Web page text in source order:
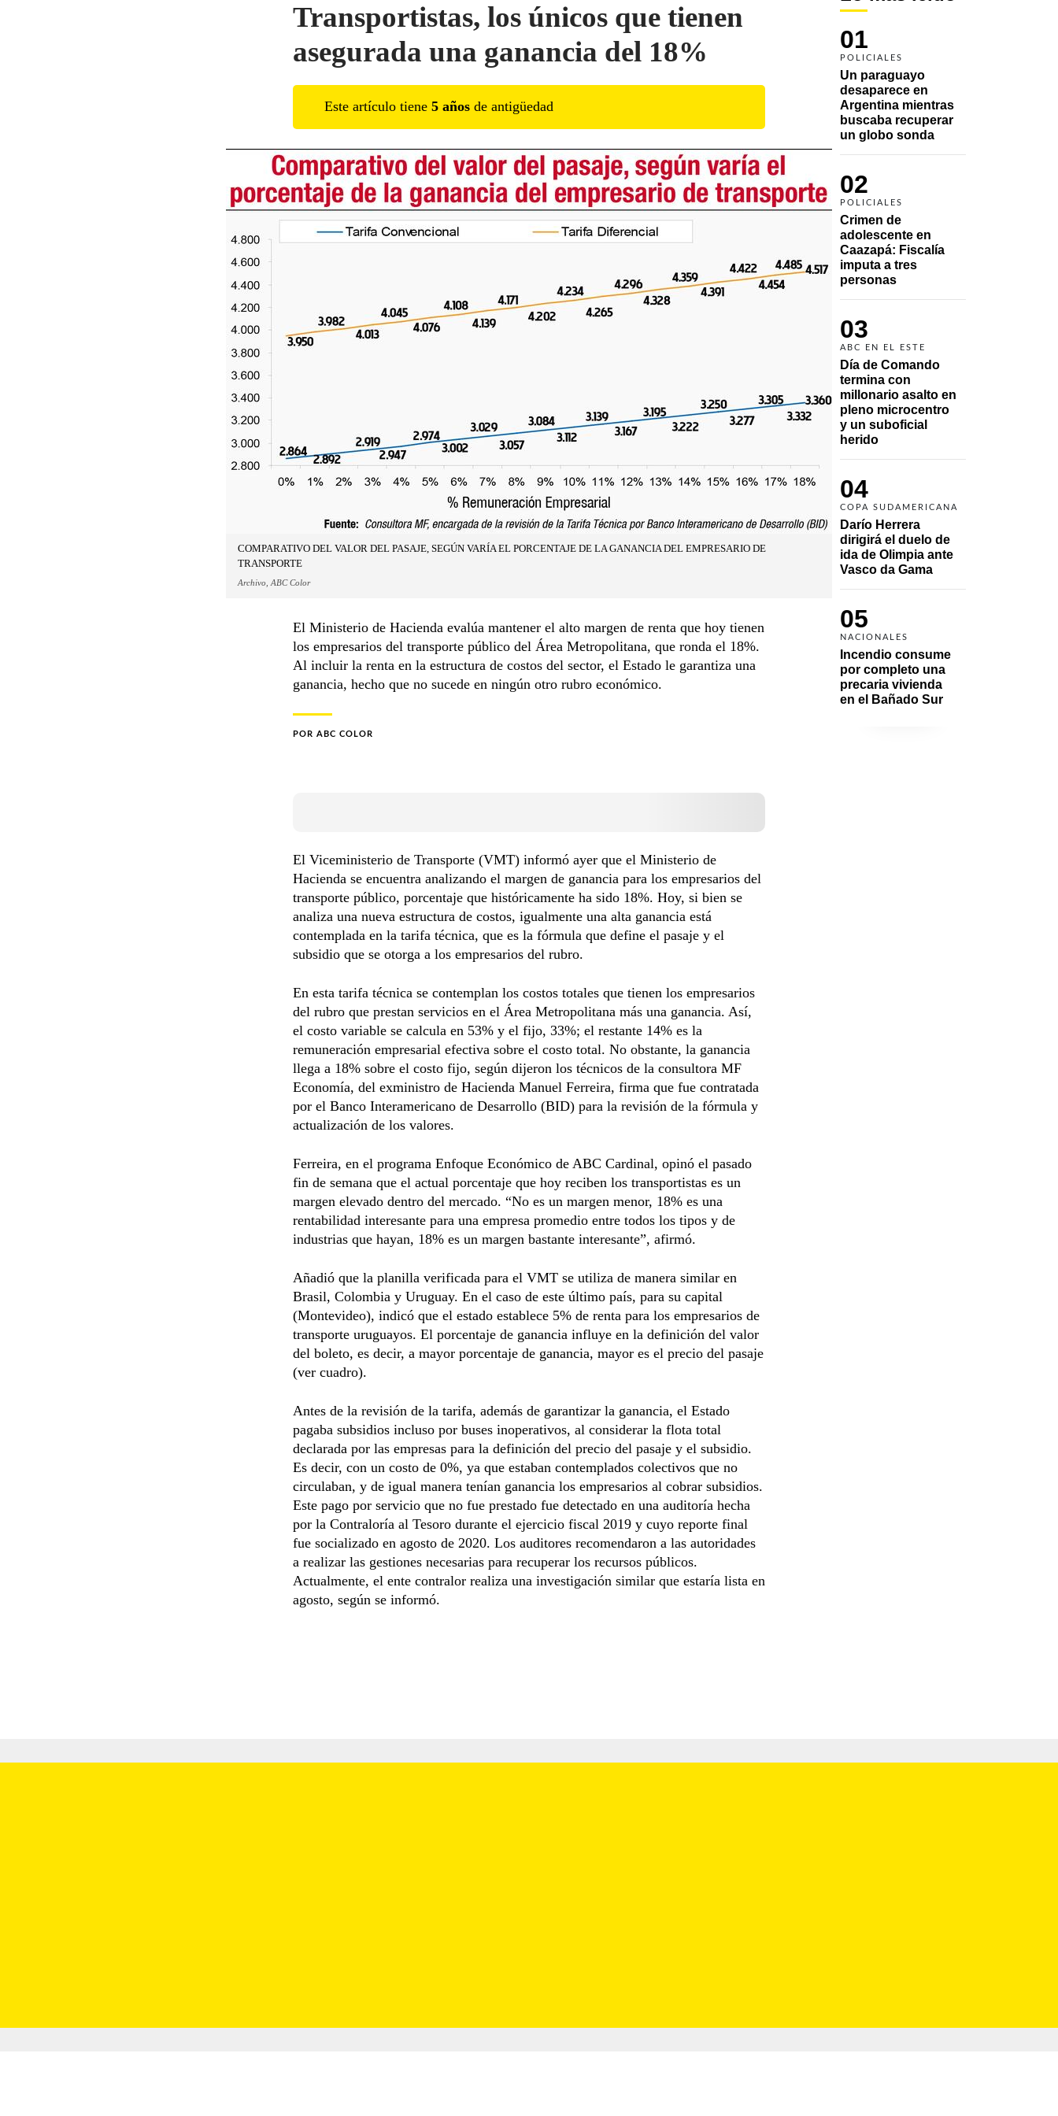
01
POLICIALES
Un paraguayo
desaparece en
Argentina mientras
buscaba recuperar
un globo sonda
02
POLICIALES
Crimen de
adolescente en
Caazapá: Fiscalía
imputa a tres
personas
03
ABC EN EL ESTE
Día de Comando
termina con
millonario asalto en
pleno microcentro
y un suboficial
herido
04
COPA SUDAMERICANA
Darío Herrera
dirigirá el duelo de
ida de Olimpia ante
Vasco da Gama
05
NACIONALES
Incendio consume
por completo una
precaria vivienda
en el Bañado Sur
Transportistas, los únicos que tienen
asegurada una ganancia del 18%
Este artículo tiene 5 años de antigüedad
COMPARATIVO DEL VALOR DEL PASAJE, SEGÚN VARÍA EL PORCENTAJE DE LA GANANCIA DEL EMPRESARIO DE
TRANSPORTE
Archivo, ABC Color
El Ministerio de Hacienda evalúa mantener el alto margen de renta que hoy tienen
los empresarios del transporte público del Área Metropolitana, que ronda el 18%.
Al incluir la renta en la estructura de costos del sector, el Estado le garantiza una
ganancia, hecho que no sucede en ningún otro rubro económico.
POR ABC COLOR
El Viceministerio de Transporte (VMT) informó ayer que el Ministerio de
Hacienda se encuentra analizando el margen de ganancia para los empresarios del
transporte público, porcentaje que históricamente ha sido 18%. Hoy, si bien se
analiza una nueva estructura de costos, igualmente una alta ganancia está
contemplada en la tarifa técnica, que es la fórmula que define el pasaje y el
subsidio que se otorga a los empresarios del rubro.
En esta tarifa técnica se contemplan los costos totales que tienen los empresarios
del rubro que prestan servicios en el Área Metropolitana más una ganancia. Así,
el costo variable se calcula en 53% y el fijo, 33%; el restante 14% es la
remuneración empresarial efectiva sobre el costo total. No obstante, la ganancia
llega a 18% sobre el costo fijo, según dijeron los técnicos de la consultora MF
Economía, del exministro de Hacienda Manuel Ferreira, firma que fue contratada
por el Banco Interamericano de Desarrollo (BID) para la revisión de la fórmula y
actualización de los valores.
Ferreira, en el programa Enfoque Económico de ABC Cardinal, opinó el pasado
fin de semana que el actual porcentaje que hoy reciben los transportistas es un
margen elevado dentro del mercado. “No es un margen menor, 18% es una
rentabilidad interesante para una empresa promedio entre todos los tipos y de
industrias que hayan, 18% es un margen bastante interesante”, afirmó.
Añadió que la planilla verificada para el VMT se utiliza de manera similar en
Brasil, Colombia y Uruguay. En el caso de este último país, para su capital
(Montevideo), indicó que el estado establece 5% de renta para los empresarios de
transporte uruguayos. El porcentaje de ganancia influye en la definición del valor
del boleto, es decir, a mayor porcentaje de ganancia, mayor es el precio del pasaje
(ver cuadro).
Antes de la revisión de la tarifa, además de garantizar la ganancia, el Estado
pagaba subsidios incluso por buses inoperativos, al considerar la flota total
declarada por las empresas para la definición del precio del pasaje y el subsidio.
Es decir, con un costo de 0%, ya que estaban contemplados colectivos que no
circulaban, y de igual manera tenían ganancia los empresarios al cobrar subsidios.
Este pago por servicio que no fue prestado fue detectado en una auditoría hecha
por la Contraloría al Tesoro durante el ejercicio fiscal 2019 y cuyo reporte final
fue socializado en agosto de 2020. Los auditores recomendaron a las autoridades
a realizar las gestiones necesarias para recuperar los recursos públicos.
Actualmente, el ente contralor realiza una investigación similar que estaría lista en
agosto, según se informó.